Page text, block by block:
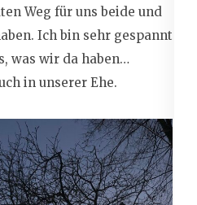
Weg für uns beide und
Ich bin sehr gespannt
was wir da haben…
in unserer Ehe.